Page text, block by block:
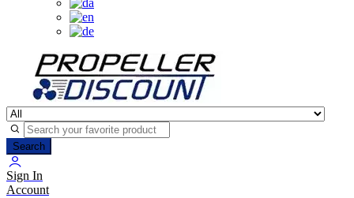
Search
Sign In
Account